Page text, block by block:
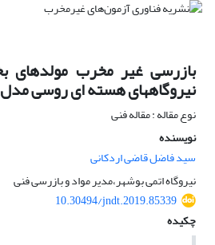
نیروگاههای هسته ای روسی مدل VVER-1000
نوع مقاله : مقاله فنی
نویسنده
سید فاضل قاضی اردکانی
نیروگاه اتمی بوشهر،مدیر مواد و بازرسی فنی
10.30494/jndt.2019.85339
چکیده